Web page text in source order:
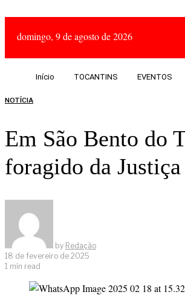
domingo, 9 de agosto de 2026
Início TOCANTINS EVENTOS
NOTÍCIA
Em São Bento do
foragido da
by Redação
18 de fevereiro de 2025
1 min read